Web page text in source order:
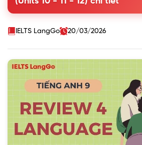
IELTS LangGo 20/03/2026